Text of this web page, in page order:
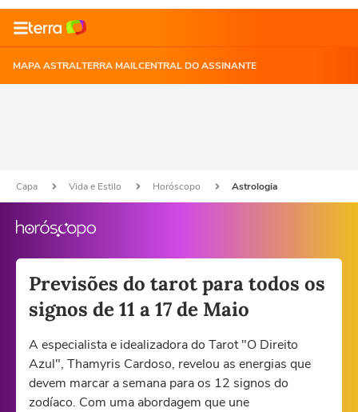
MAPA ASTRALTERRA MAILCENTRAL DO ASSINANTE
Capa Vida e Estilo Horóscopo Astrologia
Previsões do tarot para todos os
signos de 11 a 17 de Maio
A especialista e idealizadora do Tarot "O Direito
Azul", Thamyris Cardoso, revelou as energias que
devem marcar a semana para os 12 signos do
zodíaco. Com uma abordagem que une